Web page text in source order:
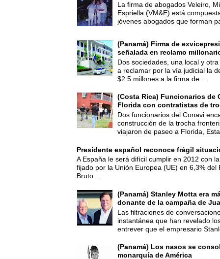
La firma de abogados Veleiro,
Espriella (VM&E) está
jóvenes abogados que forman
(Panamá) Firma de
señalada en reclamo
Dos sociedades, una local y
a reclamar por la vía judicial la
$2.5 millones a la firma de ...
(Costa Rica) Funcionarios de
Florida con contratistas de
Dos funcionarios del Conavi
construcción de la trocha
viajaron de paseo a Florida,
Presidente español reconoce frágil
A España le será difícil cumplir en 2012 con
fijado por la Unión Europea (UE) en 6,3% del
Bruto...
(Panamá) Stanley Motta era
donante de la campaña de
Las filtraciones de
instantánea que han revelado
entrever que el empresario
(Panamá) Los nasos se
monarquía de América